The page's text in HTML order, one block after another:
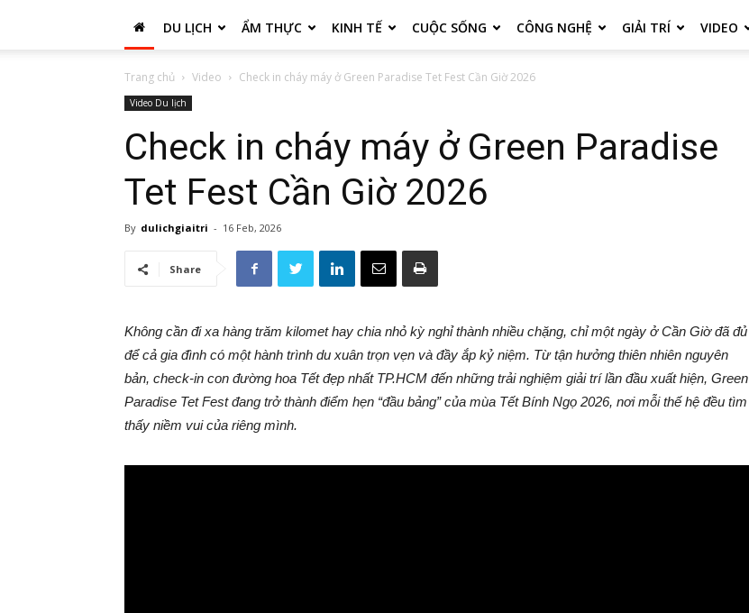
DU LỊCH ẨM THỰC KINH TẾ CUỘC SỐNG CÔNG NGHỆ GIẢI TRÍ VIDEO
Trang chủ Video Check in cháy máy ở Green Paradise Tet Fest Cần Giờ 2026
Video Du lịch
Check in cháy máy ở Green Paradise
Tet Fest Cần Giờ 2026
By dulichgiaitri - 16 Feb, 2026
Share
Không cần đi xa hàng trăm kilomet hay chia nhỏ kỳ nghỉ thành nhiều chặng, chỉ một ngày ở Cần Giờ đã đủ
để cả gia đình có một hành trình du xuân trọn vẹn và đầy ắp kỷ niệm. Từ tận hưởng thiên nhiên nguyên
bản, check-in con đường hoa Tết đẹp nhất TP.HCM đến những trải nghiệm giải trí lần đầu xuất hiện, Green
Paradise Tet Fest đang trở thành điểm hẹn “đầu bảng” của mùa Tết Bính Ngọ 2026, nơi mỗi thế hệ đều tìm
thấy niềm vui của riêng mình.